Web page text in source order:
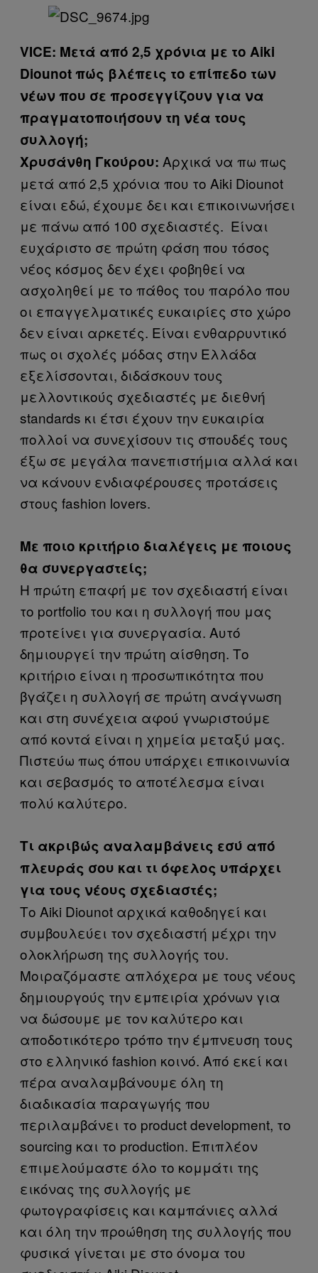
VICE: Μετά από 2,5 χρόνια με το Aiki
Diounot πώς βλέπεις το επίπεδο των
νέων που σε προσεγγίζουν για να
πραγματοποιήσουν τη νέα τους
συλλογή;
Χρυσάνθη Γκούρου: Αρχικά να πω πως
μετά από 2,5 χρόνια που το Aiki Diounot
είναι εδώ, έχουμε δει και επικοινωνήσει
με πάνω από 100 σχεδιαστές. Είναι
ευχάριστο σε πρώτη φάση που τόσος
νέος κόσμος δεν έχει φοβηθεί να
ασχοληθεί με το πάθος του παρόλο που
οι επαγγελματικές ευκαιρίες στο χώρο
δεν είναι αρκετές. Είναι ενθαρρυντικό
πως οι σχολές μόδας στην Ελλάδα
εξελίσσονται, διδάσκουν τους
μελλοντικούς σχεδιαστές με διεθνή
standards κι έτσι έχουν την ευκαιρία
πολλοί να συνεχίσουν τις σπουδές τους
έξω σε μεγάλα πανεπιστήμια αλλά και
να κάνουν ενδιαφέρουσες προτάσεις
στους fashion lovers.
Με ποιο κριτήριο διαλέγεις με ποιους
θα συνεργαστείς;
Η πρώτη επαφή με τον σχεδιαστή είναι
το portfolio του και η συλλογή που μας
προτείνει για συνεργασία. Αυτό
δημιουργεί την πρώτη αίσθηση. Το
κριτήριο είναι η προσωπικότητα που
βγάζει η συλλογή σε πρώτη ανάγνωση
και στη συνέχεια αφού γνωριστούμε
από κοντά είναι η χημεία μεταξύ μας.
Πιστεύω πως όπου υπάρχει επικοινωνία
και σεβασμός το αποτέλεσμα είναι
πολύ καλύτερο.
Τι ακριβώς αναλαμβάνεις εσύ από
πλευράς σου και τι όφελος υπάρχει
για τους νέους σχεδιαστές;
Το Aiki Diounot αρχικά καθοδηγεί και
συμβουλεύει τον σχεδιαστή μέχρι την
ολοκλήρωση της συλλογής του.
Μοιραζόμαστε απλόχερα με τους νέους
δημιουργούς την εμπειρία χρόνων για
να δώσουμε με τον καλύτερο και
αποδοτικότερο τρόπο την έμπνευση τους
στο ελληνικό fashion κοινό. Από εκεί και
πέρα αναλαμβάνουμε όλη τη
διαδικασία παραγωγής που
περιλαμβάνει το product development, το
sourcing και το production. Επιπλέον
επιμελούμαστε όλο το κομμάτι της
εικόνας της συλλογής με
φωτογραφίσεις και καμπάνιες αλλά
και όλη την προώθηση της συλλογής που
φυσικά γίνεται με στο όνομα του